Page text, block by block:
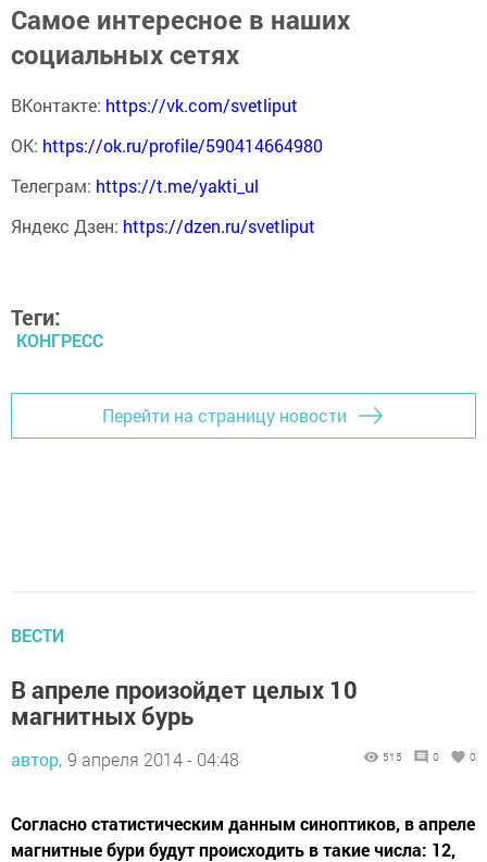
Самое интересное в наших
социальных сетях
ВКонтакте: https://vk.com/svetliput
ОК: https://ok.ru/profile/590414664980
Телеграм: https://t.me/yakti_ul
Яндекс Дзен: https://dzen.ru/svetliput
Теги:
КОНГРЕСС
Перейти на страницу новости
ВЕСТИ
В апреле произойдет целых 10
магнитных бурь
автор, 9 апреля 2014 - 04:48 515 0 0
Согласно статистическим данным синоптиков, в апреле
магнитные бури будут происходить в такие числа: 12,